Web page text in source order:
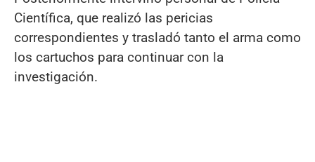
Científica, que realizó las pericias
correspondientes y trasladó tanto el arma como
los cartuchos para continuar con la
investigación.